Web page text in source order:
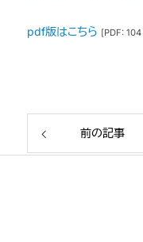
pdf版はこちら [PDF:
前の記事